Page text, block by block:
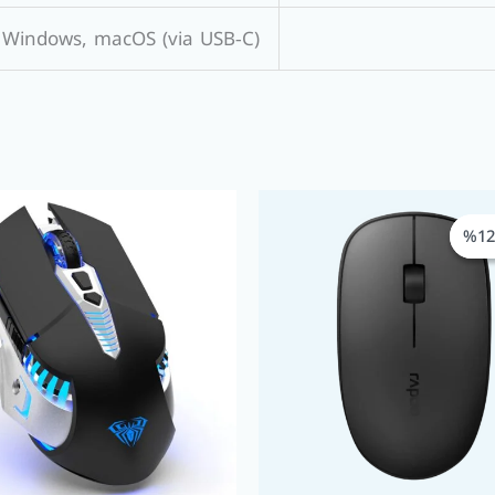
Windows, macOS (via USB‑C)
الأصلي
هو:
EGP 500,00.